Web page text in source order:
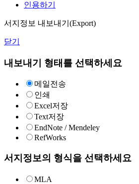
인용하기
서지정보 내보내기(Export)
닫기
내보내기 형태를 선택하세요
메일전송
인쇄
Excel저장
Text저장
EndNote / Mendeley
RefWorks
서지정보의 형식을 선택하세요
MLA